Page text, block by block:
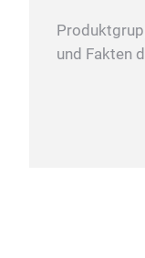
und Fakten